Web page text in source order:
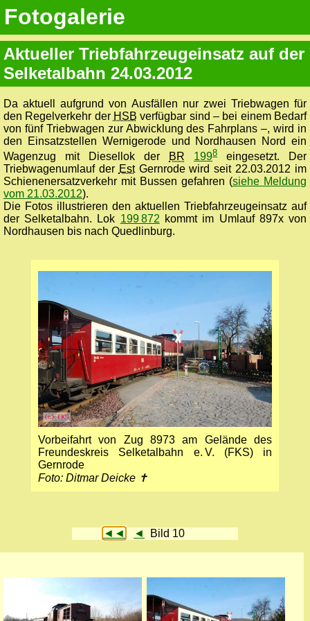
Fotogalerie
Aktueller Triebfahrzeugeinsatz auf der
Selketalbahn 24.03.2012
Da aktuell aufgrund von Ausfällen nur zwei Triebwagen für
den Regelverkehr der HSB verfügbar sind – bei einem Bedarf
von fünf Triebwagen zur Abwicklung des Fahrplans –, wird in
den Einsatzstellen Wernigerode und Nordhausen Nord ein
Wagenzug mit Diesellok der
BR 1998 eingesetzt. Der
Triebwagenumlauf der EstGernrode wird seit 22.03.2012 im
Schienenersatzverkehr mit Bussen gefahren (siehe Meldung
vom 21.03.2012).
Die Fotos illustrieren den aktuellen Triebfahrzeugeinsatz auf
der Selketalbahn. Lok 199 872 kommt im Umlauf 897x von
Nordhausen bis nach Quedlinburg.
Vorbeifahrt von Zug 8973 am Gelände des
Freundeskreis Selketalbahn e. V. (FKS) in
Gernrode
Foto: Ditmar Deicke ✝
◄◄ ◄ Bild 10